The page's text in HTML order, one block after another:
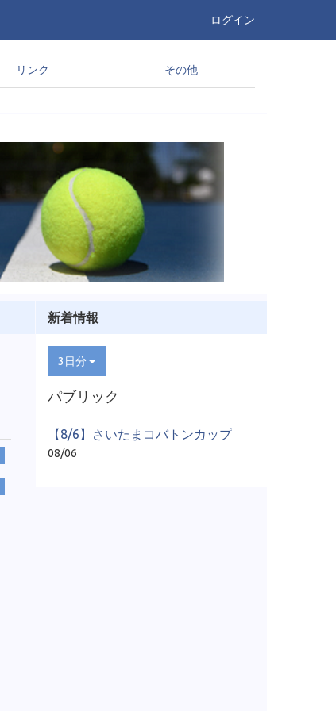
ログイン
リンク その他
新着情報
3日分
パブリック
【8/6】さいたまコバトンカップ
08/06